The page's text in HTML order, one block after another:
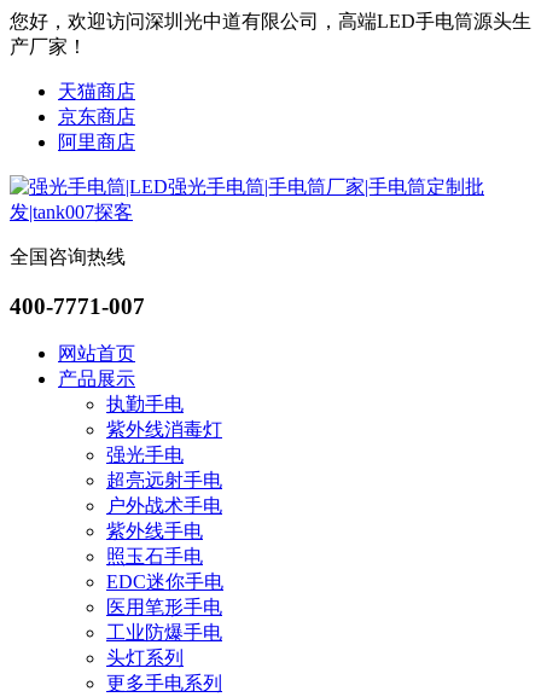
您好，欢迎访问深圳光中道有限公司，高端LED手电筒源头生
产厂家！
天猫商店
京东商店
阿里商店
全国咨询热线
400-7771-007
网站首页
产品展示
执勤手电
紫外线消毒灯
强光手电
超亮远射手电
户外战术手电
紫外线手电
照玉石手电
EDC迷你手电
医用笔形手电
工业防爆手电
头灯系列
更多手电系列